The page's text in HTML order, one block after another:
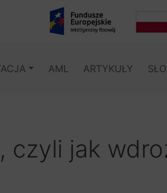
AML ARTYKUŁY
czyli jak